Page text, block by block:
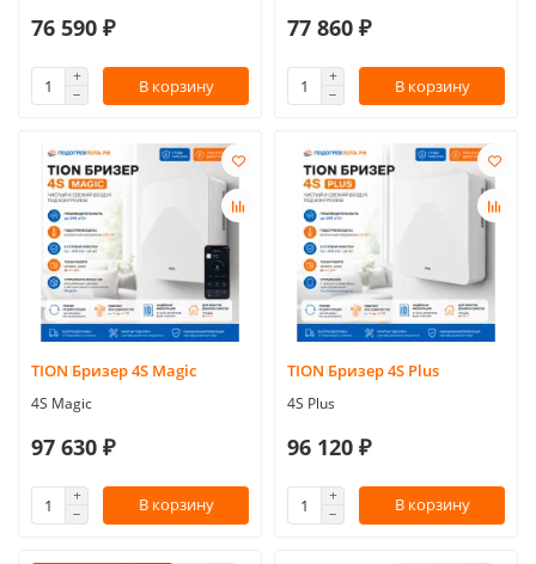
76 590 ₽
В корзину
77 860 ₽
В корзину
TION Бризер 4S Magic
4S Magic
97 630 ₽
В корзину
TION Бризер 4S Plus
4S Plus
96 120 ₽
В корзину